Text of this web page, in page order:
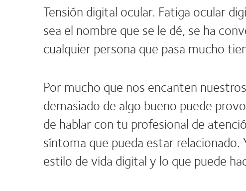
Tensión digital ocular. Fatiga ocular
sea el nombre que se le dé, se ha
cualquier persona que pasa mucho
Por mucho que nos encanten
demasiado de algo bueno puede
de hablar con tu profesional de
síntoma que pueda estar
estilo de vida digital y lo que puede